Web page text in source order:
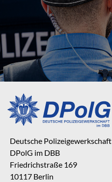
Deutsche Polizeigewerkschaft
DPolG im DBB
Friedrichstraße 169
10117 Berlin